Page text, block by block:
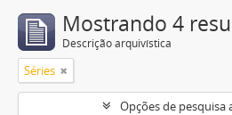
Mostrando 4
Descrição arquivística
Séries
Opções de pesquisa